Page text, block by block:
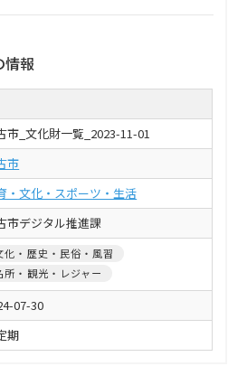
情報
市_文化財一覧_2023-11-01
市
・文化・スポーツ・生活
市デジタル推進課
化・歴史・民俗・風習
所・観光・レジャー
07-30
期